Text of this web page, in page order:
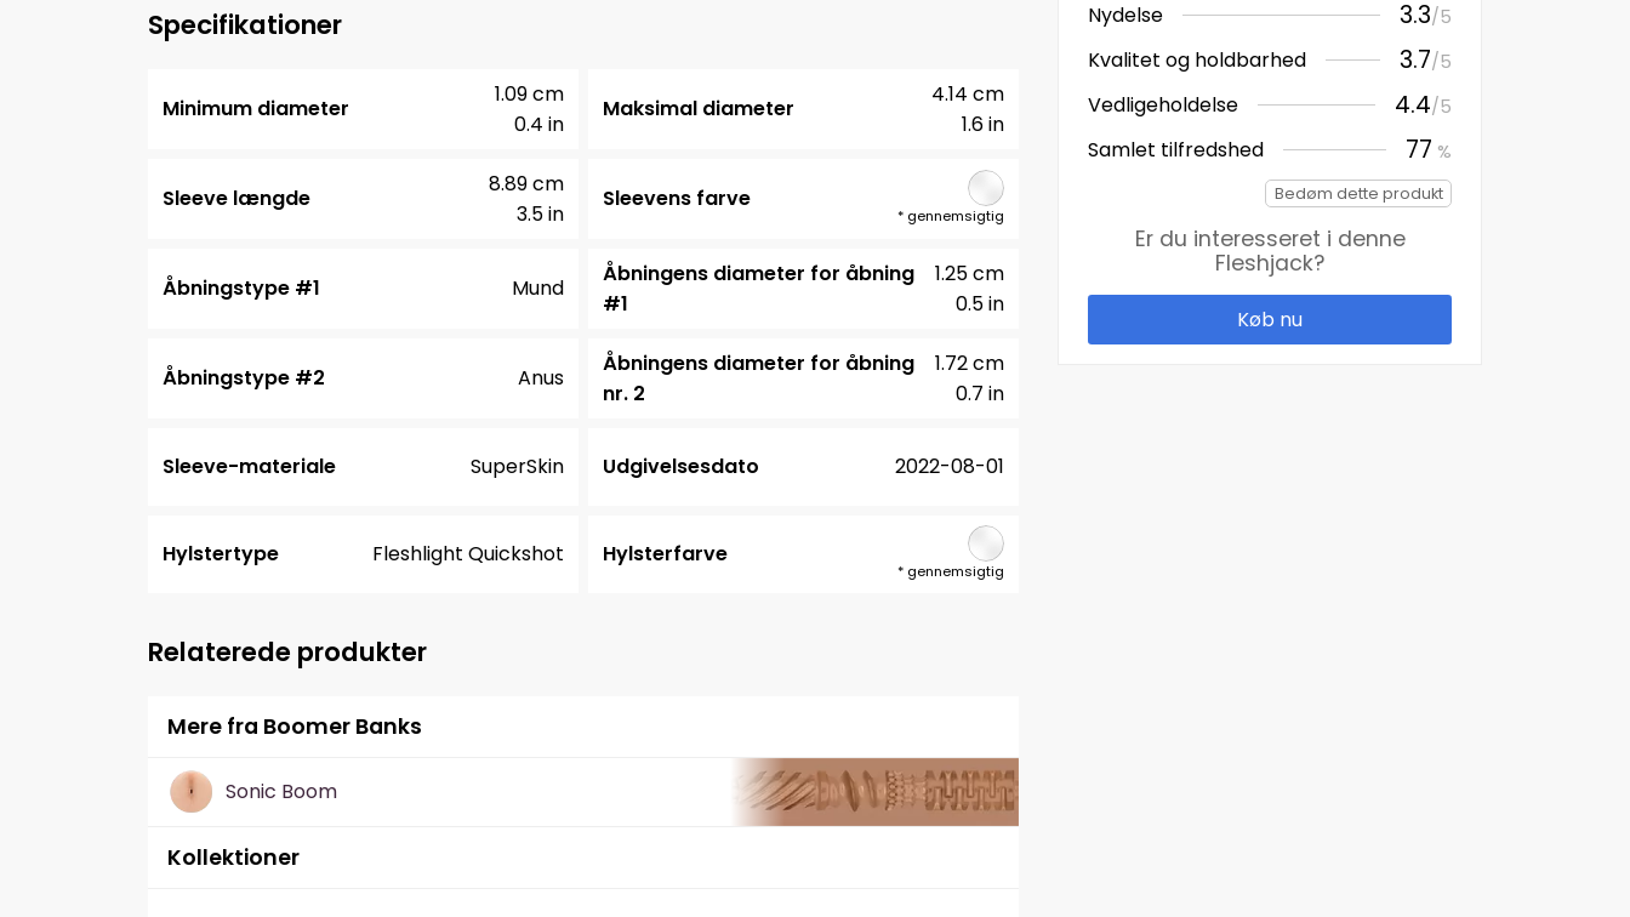
Specifikationer
Minimum diameter
0.4 in
1.09 cm
Maksimal diameter
1.6 in
4.14 cm
Sleeve længde
3.5 in
8.89 cm
Sleevens farve
* gennemsigtig
Åbningstype #1 Mund
Åbningens diameter for åbning
#1
0.5 in
1.25 cm
Åbningstype #2 Anus
Åbningens diameter for åbning
nr. 2
0.7 in
1.72 cm
Sleeve-materiale SuperSkin Udgivelsesdato 2022-08-01
Hylstertype Fleshlight Quickshot Hylsterfarve
* gennemsigtig
Relaterede produkter
Mere fra Boomer Banks
Sonic Boom
Kollektioner
Nydelse 3.3/5
Kvalitet og holdbarhed 3.7/5
Vedligeholdelse 4.4/5
Samlet tilfredshed 77 %
Bedøm dette produkt
Er du interesseret i denne
Fleshjack?
Køb nu